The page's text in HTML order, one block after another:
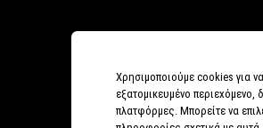
Χρησιμοποιούμε cookies για
εξατομικευμένο
πλατφόρμες. Μπορείτε να